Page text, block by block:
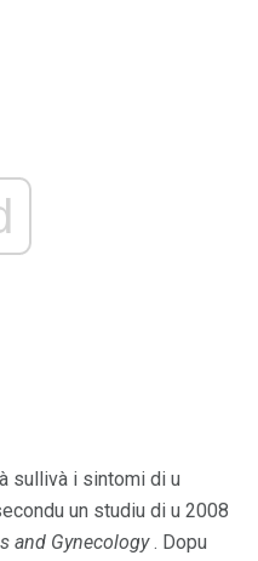
sullivà i sintomi di u
un studiu di u 2008
and Gynecology. Dopu